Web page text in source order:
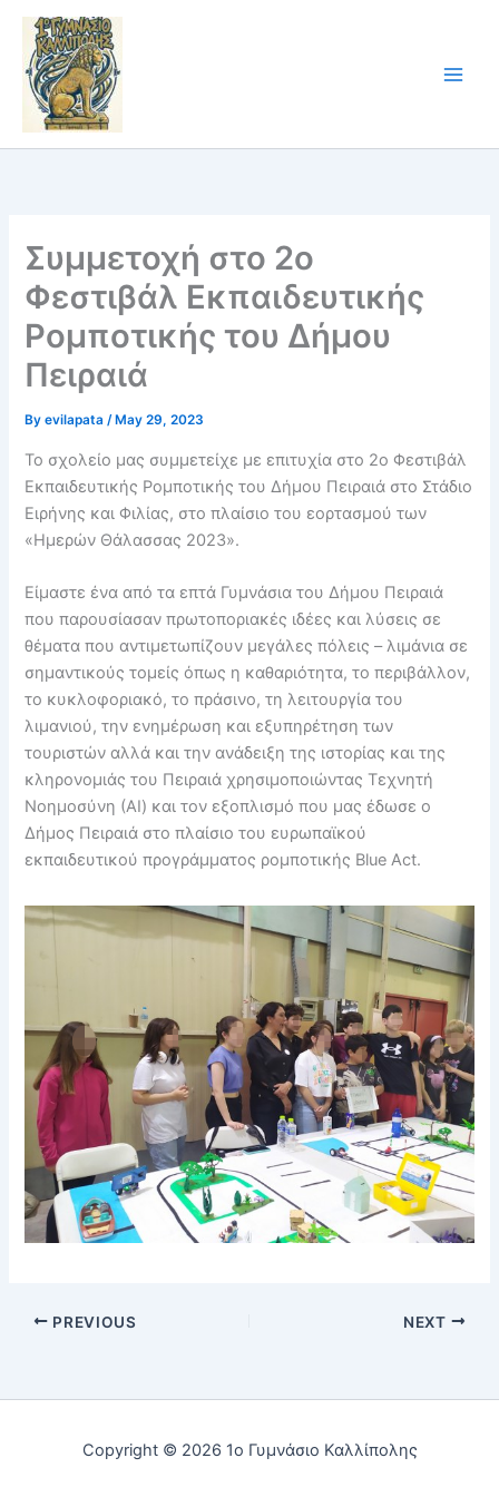
Skip
content
Συμμετοχή στο 2ο
Φεστιβάλ Εκπαιδευτικής
Ρομποτικής του Δήμου
Πειραιά
Byevilapata/ May 29, 2023
Το σχολείο μας συμμετείχε με επιτυχία στο 2ο Φεστιβάλ
Εκπαιδευτικής Ρομποτικής του Δήμου Πειραιά στο Στάδιο
Ειρήνης και Φιλίας, στο πλαίσιο του εορτασμού των
«Ημερών Θάλασσας 2023».
Είμαστε ένα από τα επτά Γυμνάσια του Δήμου Πειραιά
που παρουσίασαν πρωτοποριακές ιδέες και λύσεις σε
θέματα που αντιμετωπίζουν μεγάλες πόλεις – λιμάνια σε
σημαντικούς τομείς όπως η καθαριότητα, το περιβάλλον,
το κυκλοφοριακό, το πράσινο, τη λειτουργία του
λιμανιού, την ενημέρωση και εξυπηρέτηση των
τουριστών αλλά και την ανάδειξη της ιστορίας και της
κληρονομιάς του Πειραιά χρησιμοποιώντας Τεχνητή
Νοημοσύνη (ΑΙ) και τον εξοπλισμό που μας έδωσε ο
Δήμος Πειραιά στο πλαίσιο του ευρωπαϊκού
εκπαιδευτικού προγράμματος ρομποτικής Blue Act.
PREVIOUS NEXT
Copyright © 2026 1ο Γυμνάσιο Καλλίπολης